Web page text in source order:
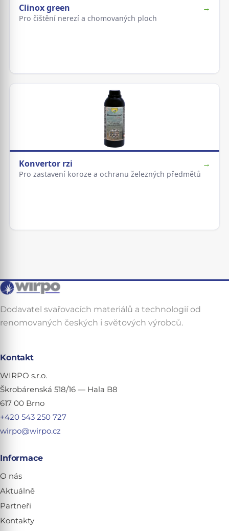
Clinox green →
Pro čištění nerezí a chomovaných ploch
Konvertor rzi →
Pro zastavení koroze a ochranu železných předmětů
Dodavatel svařovacích materiálů a technologií od
renomovaných českých i světových výrobců.
Kontakt
WIRPO s.r.o.
Škrobárenská 518/16 — Hala B8
617 00 Brno
+420 543 250 727
wirpo@wirpo.cz
Informace
O nás
Aktuálně
Partneři
Kontakty